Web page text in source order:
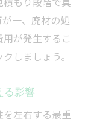
一、廃材の処
が発生するこ
しましょう。
る影響
左右する最重